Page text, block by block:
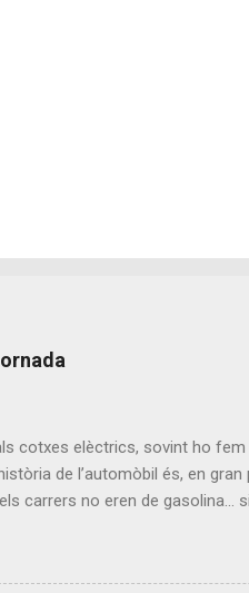
cotxes elèctrics, sovint ho
de l’automòbil és, en
carrers no eren de gasolina...
que el motor de
comercialització de cotxes